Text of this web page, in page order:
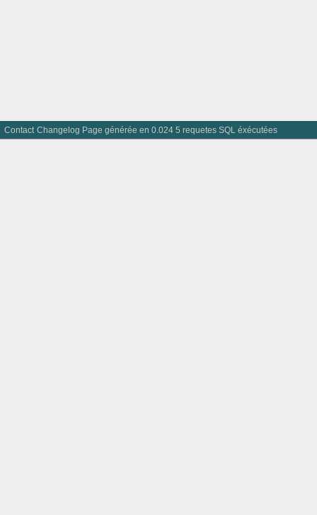
Contact Changelog Page générée en 0.024 5 requetes SQL éxécutées